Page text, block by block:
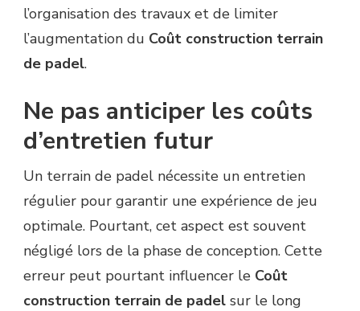
l’organisation des travaux et de limiter
l’augmentation du Coût construction terrain
de padel.
Ne pas anticiper les coûts
d’entretien futur
Un terrain de padel nécessite un entretien
régulier pour garantir une expérience de jeu
optimale. Pourtant, cet aspect est souvent
négligé lors de la phase de conception. Cette
erreur peut pourtant influencer le Coût
construction terrain de padel sur le long